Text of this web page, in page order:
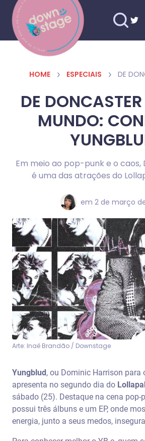
HOME ESPECIAIS
DE
MUNDO:
Em meio ao pop-punk e o caos,
é uma das atrações do
em 2 de março
Arte: Inaê Brandão / Downstage
Yungblud, ou Dominic Harrison para
apresenta no segundo dia do
sábado (25). Destaque na cena pop-
possui três álbuns e um EP, onde
energia, junto a seus medos,